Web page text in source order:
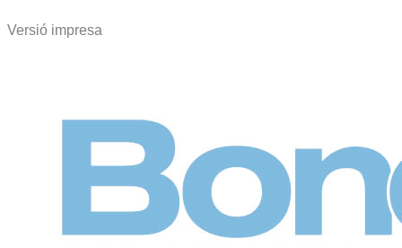
Versió impresa